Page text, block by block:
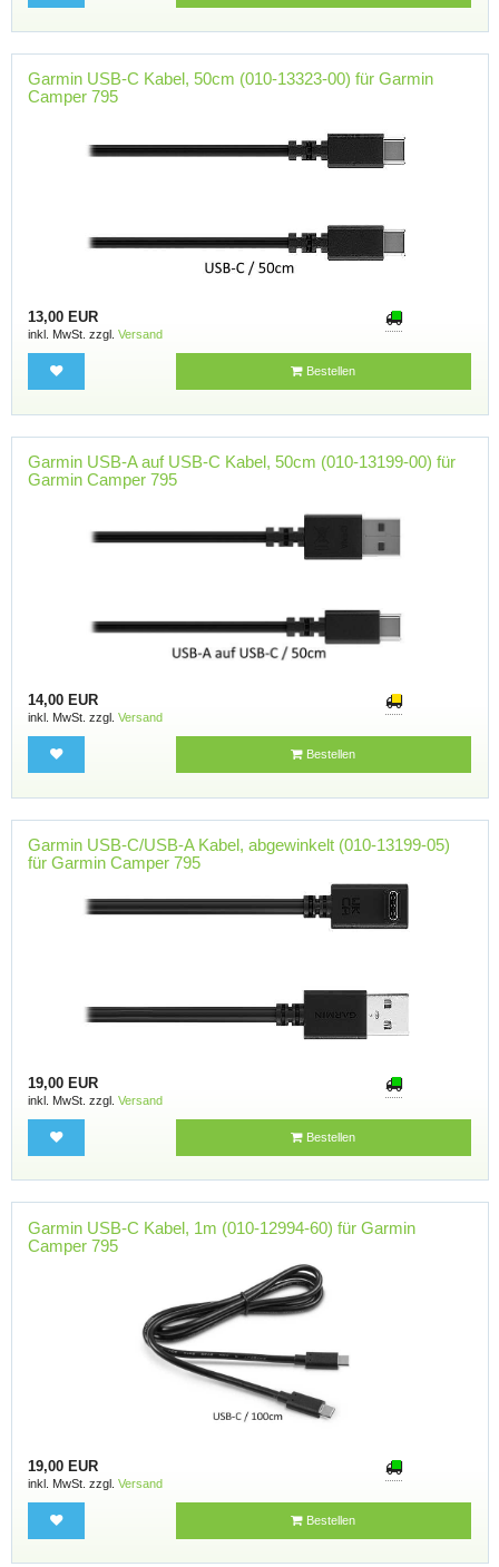
Garmin USB-C Kabel, 50cm (010-13323-00) für Garmin
Camper 795
13,00 EUR
inkl. MwSt. zzgl. Versand
Bestellen
Garmin USB-A auf USB-C Kabel, 50cm (010-13199-00) für
Garmin Camper 795
14,00 EUR
inkl. MwSt. zzgl. Versand
Bestellen
Garmin USB-C/USB-A Kabel, abgewinkelt (010-13199-05)
für Garmin Camper 795
19,00 EUR
inkl. MwSt. zzgl. Versand
Bestellen
Garmin USB-C Kabel, 1m (010-12994-60) für Garmin
Camper 795
19,00 EUR
inkl. MwSt. zzgl. Versand
Bestellen